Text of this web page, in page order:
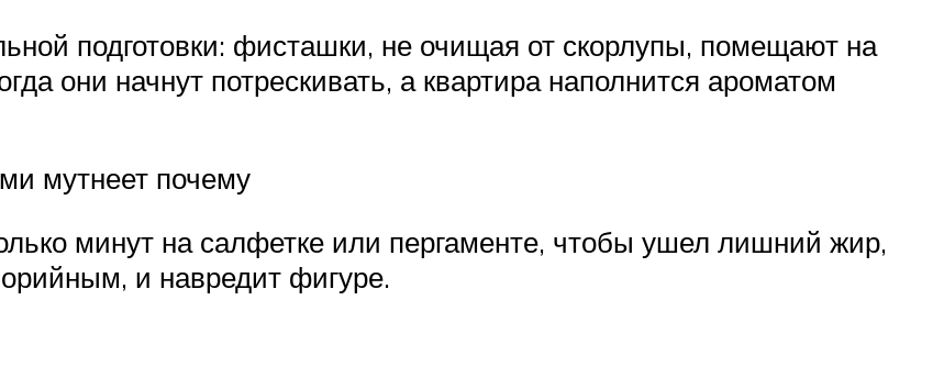
подготовки: фисташки, не очищая от скорлупы, помещают на
они начнут потрескивать, а квартира наполнится ароматом
мутнеет почему
минут на салфетке или пергаменте, чтобы ушел лишний жир,
и навредит фигуре.